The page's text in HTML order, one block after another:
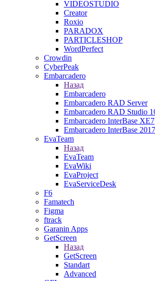
VIDEOSTUDIO
Creator
Roxio
PARADOX
PARTICLESHOP
WordPerfect
Crowdin
CyberPeak
Embarcadero
Назад
Embarcadero
Embarcadero RAD Server
Embarcadero RAD Studio
Embarcadero InterBase XE7
Embarcadero InterBase 2017
EvaTeam
Назад
EvaTeam
EvaWiki
EvaProject
EvaServiceDesk
F6
Famatech
Figma
ftrack
Garanin Apps
GetScreen
Назад
GetScreen
Standart
Advanced